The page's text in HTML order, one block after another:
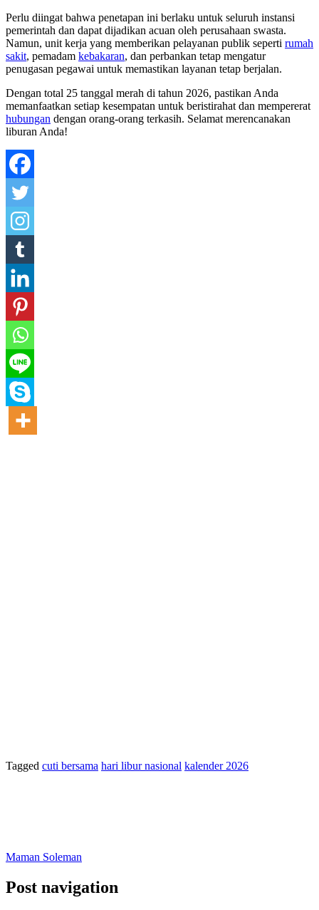
Perlu diingat bahwa penetapan ini berlaku untuk seluruh instansi
pemerintah dan dapat dijadikan acuan oleh perusahaan swasta.
Namun, unit kerja yang memberikan pelayanan publik seperti rumah
sakit, pemadam kebakaran, dan perbankan tetap mengatur
penugasan pegawai untuk memastikan layanan tetap berjalan.
Dengan total 25 tanggal merah di tahun 2026, pastikan Anda
memanfaatkan setiap kesempatan untuk beristirahat dan mempererat
hubungan dengan orang-orang terkasih. Selamat merencanakan
liburan Anda!
Tagged cuti bersama hari libur nasional kalender 2026
Maman Soleman
Post navigation